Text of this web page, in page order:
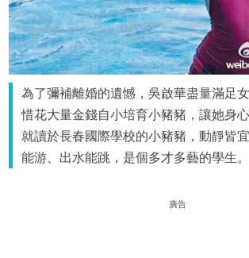
為了彌補離婚的遺憾，吳啟華盡量滿足
惜花大量金錢自小培育小豬豬，讓她身心
就讀於長春國際學校的小豬豬，動靜皆
能游、出水能跳，是個多才多藝的學生。
廣告